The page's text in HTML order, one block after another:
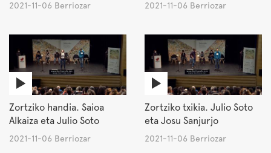
2021-11-06 Berriozar 2021-11-06 Berriozar
Zortziko handia. Saioa
Alkaiza eta Julio Soto
2021-11-06 Berriozar
Zortziko txikia. Julio Soto
eta Josu Sanjurjo
2021-11-06 Berriozar